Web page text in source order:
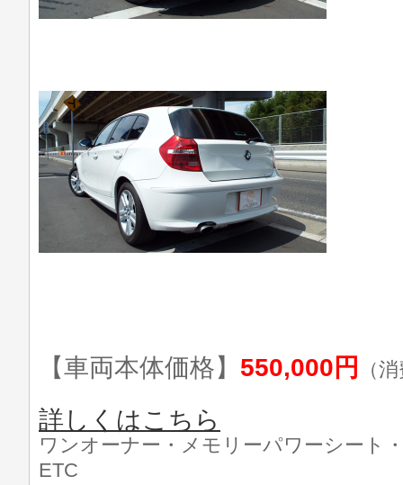
【車両本体価格】 550,000円 （
詳しくはこちら
ワンオーナー・メモリーパワーシート
ETC